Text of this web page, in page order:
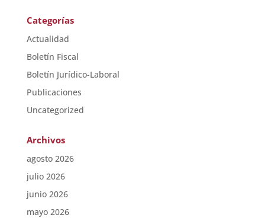
Categorías
Actualidad
Boletín Fiscal
Boletín Jurídico-Laboral
Publicaciones
Uncategorized
Archivos
agosto 2026
julio 2026
junio 2026
mayo 2026